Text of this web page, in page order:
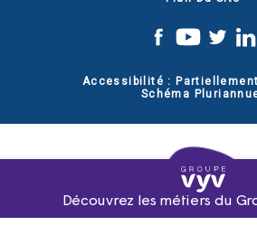
Accessibilité :
Schéma
Découvrez les métiers du